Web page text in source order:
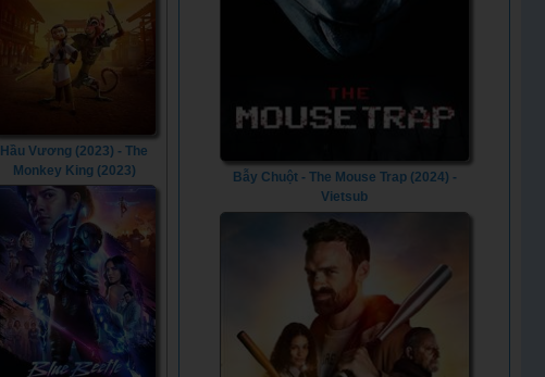
Hầu Vương (2023) - The
Monkey King (2023)
Bẫy Chuột - The Mouse Trap (2024) -
Vietsub